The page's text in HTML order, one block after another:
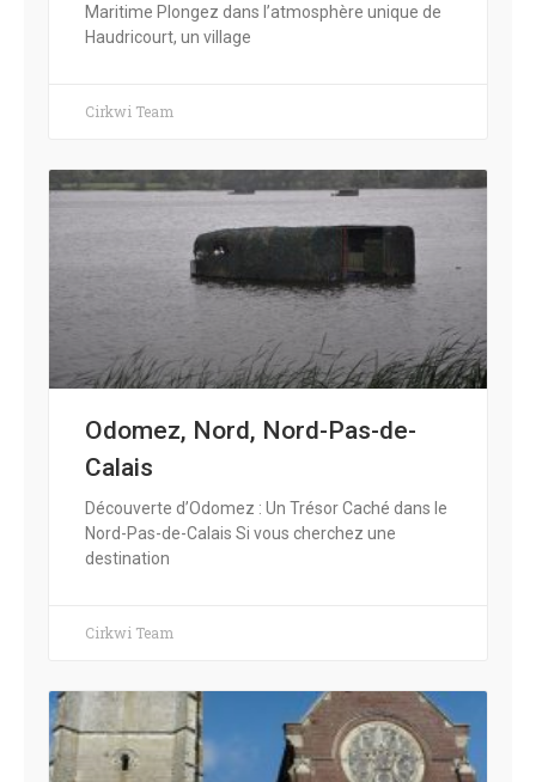
Maritime Plongez dans l’atmosphère unique de
Haudricourt, un village
Cirkwi Team
Odomez, Nord, Nord-Pas-de-
Calais
Découverte d’Odomez : Un Trésor Caché dans le
Nord-Pas-de-Calais Si vous cherchez une
destination
Cirkwi Team